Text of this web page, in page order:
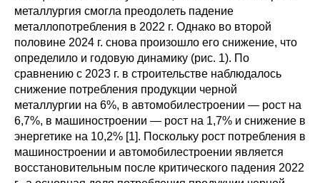
Оценка индекса промышленного
производства
Российская Система Климатического
Мониторинга
Центр «Климатическая политика и
экономика России»
Образование и карьера
металлургия смогла преодолеть падение
металлопотребления в 2022 г. Однако во второй
половине 2024 г. снова произошло его снижение, что
определило и годовую динамику (рис. 1). По
сравнению с 2023 г. в строительстве наблюдалось
снижение потребления продукции черной
металлургии на 6%, в автомобилестроении — рост на
6,7%, в машиностроении — рост на 1,7% и снижение в
энергетике на 10,2% [1]. Поскольку рост потребления в
машиностроении и автомобилестроении является
восстановительным после критического падения 2022